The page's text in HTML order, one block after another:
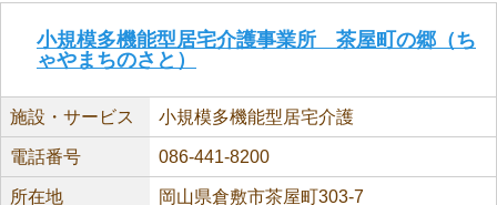
小規模多機能型居宅介護事業所 茶屋町の郷（ち
ゃやまちのさと）
施設・サービス 小規模多機能型居宅介護
電話番号 086-441-8200
所在地 岡山県倉敷市茶屋町303-7